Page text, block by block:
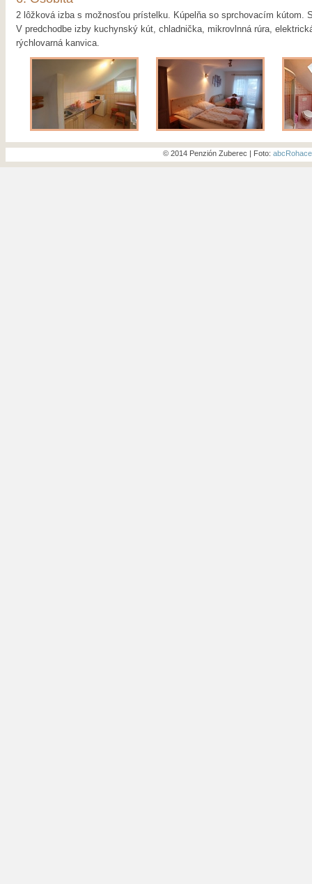
2 lôžková izba s možnosťou prístelku. Kúpelňa so sprchovacím kútom.
V predchodbe izby kuchynský kút, chladnička, mikrovlnná rúra,
rýchlovarná kanvica.
© 2014 Penzión Zuberec | Foto: